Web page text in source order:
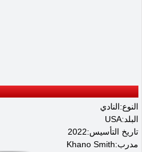
النوع:النادي
البلد:USA
تاريخ التأسيس:2022
مدرب:Khano Smith